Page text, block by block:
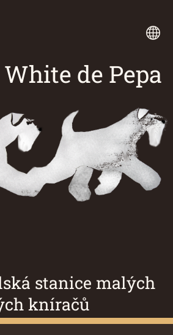
de Pepa
stanice malých
kníračů